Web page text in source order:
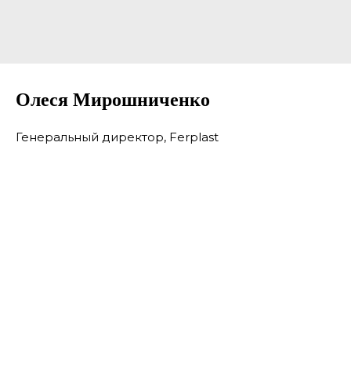
Олеся Мирошниченко
Генеральный директор, Ferplast